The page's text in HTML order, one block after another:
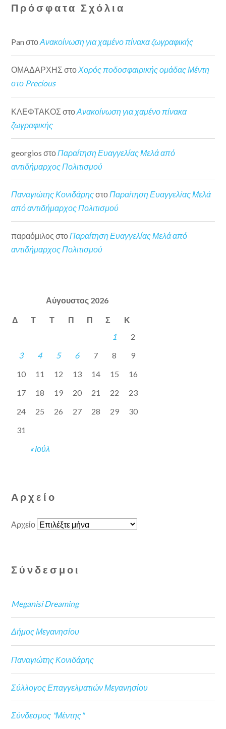
Πρόσφατα Σχόλια
Pan στοΑνακοίνωση για χαμένο πίνακα ζωγραφικής
ΟΜΑΔΑΡΧΗΣ στοΧορός ποδοσφαιρικής ομάδας Μέντη
στο Precious
ΚΛΕΦΤΑΚΟΣ στοΑνακοίνωση για χαμένο πίνακα
ζωγραφικής
georgios στο Παραίτηση Ευαγγελίας Μελά από
αντιδήμαρχος Πολιτισμού
Παναγιώτης ΚονιδάρηςστοΠαραίτηση Ευαγγελίας Μελά
από αντιδήμαρχος Πολιτισμού
παραόμιλος στοΠαραίτηση Ευαγγελίας Μελά από
αντιδήμαρχος Πολιτισμού
Αύγουστος 2026
Δ Τ Τ Π Π Σ Κ
« Ιούλ
1
2
3
4 5 6 7 8
9
10
11 12 13 14 15
16
17
18 19 20 21 22
23
24
25 26 27 28 29
30
31
Αρχείο
Αρχείο
Σύνδεσμοι
Meganisi Dreaming
Δήμος Μεγανησίου
Παναγιώτης Κονιδάρης
Σύλλογος Επαγγελματιών Μεγανησίου
Σύνδεσμος "Μέντης"